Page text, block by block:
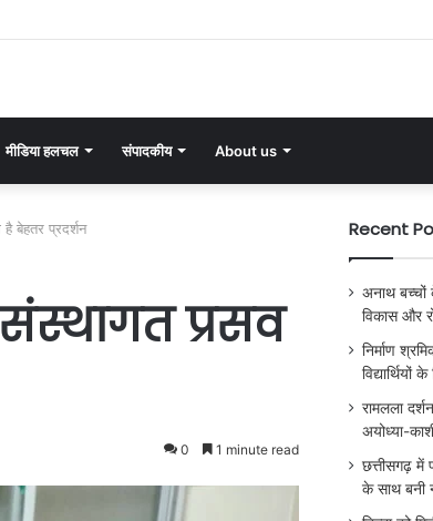
200 विद्यार्थियों के लिए उत्कृष्ट शिक्षा योजना को मंजूरी
मीडिया हलचल संपादकीय About us
बेहतर प्रदर्शन
प्रसव
0 1 minute read
Recent
अनाथ
विकास और
निर्माण
विद्यार्थियों
रामलला
अयोध्या-
छत्तीसगढ़ में
के साथ बनी